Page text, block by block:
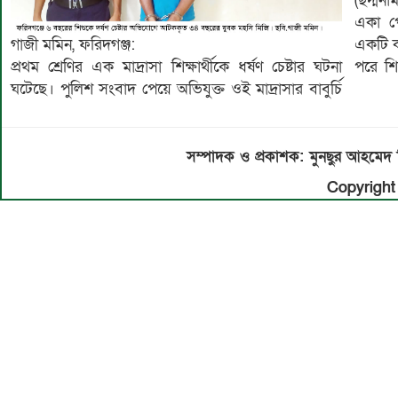
গাজী মমিন, ফরিদগঞ্জ:
প্রথম শ্রেণির এক মাদ্রাসা শিক্ষার্থীকে ধর্ষণ চেষ্টার ঘটনা
ঘটেছে। পুলিশ সংবাদ পেয়ে অভিযুক্ত ওই মাদ্রাসার বাবুর্চি
একা
একটি
পরে
সম্পাদক ও প্রকাশক: মুনছুর আহমেদ